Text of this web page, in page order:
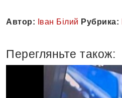
Автор: Іван Білий Рубрика:
Перегляньте також: